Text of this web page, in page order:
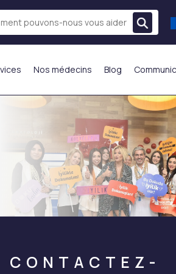
LE PLUS PRÉFÉRÉ
Nos médecins Blog
CONTACTEZ-